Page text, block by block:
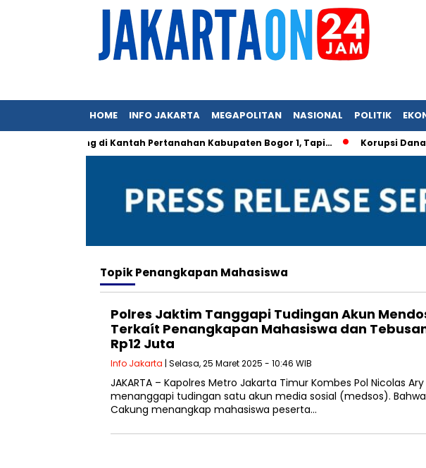
HOME INFO JAKARTA MEGAPOLITAN NASIONAL POLITIK
Mungkin Hilang di Kantah Pertanahan Kabupaten Bogor 1, Tapi… Korupsi Dana
TopikPenangkapan Mahasiswa
Polres Jaktim Tanggapi Tudingan Akun
Terkaít Penangkapan Mahasiswa dan
Rp12 Juta
Info Jakarta | Selasa, 25 Maret 2025 - 10:46 WIB
JAKARTA – Kapolres Metro Jakarta Timur Kombes Pol Nicolas Ary
menanggapi tudingan satu akun media sosial (medsos). Bahwa
Cakung menangkap mahasiswa peserta…